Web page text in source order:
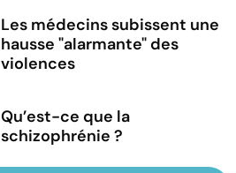
Les médecins subissent une
hausse "alarmante" des
violences
Qu’est-ce que la
schizophrénie ?